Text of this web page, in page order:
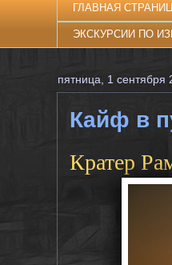
ГЛАВНАЯ
ЭКСКУРСИИ ПО
пятница, 1 сентября
Кайф в
Кратер